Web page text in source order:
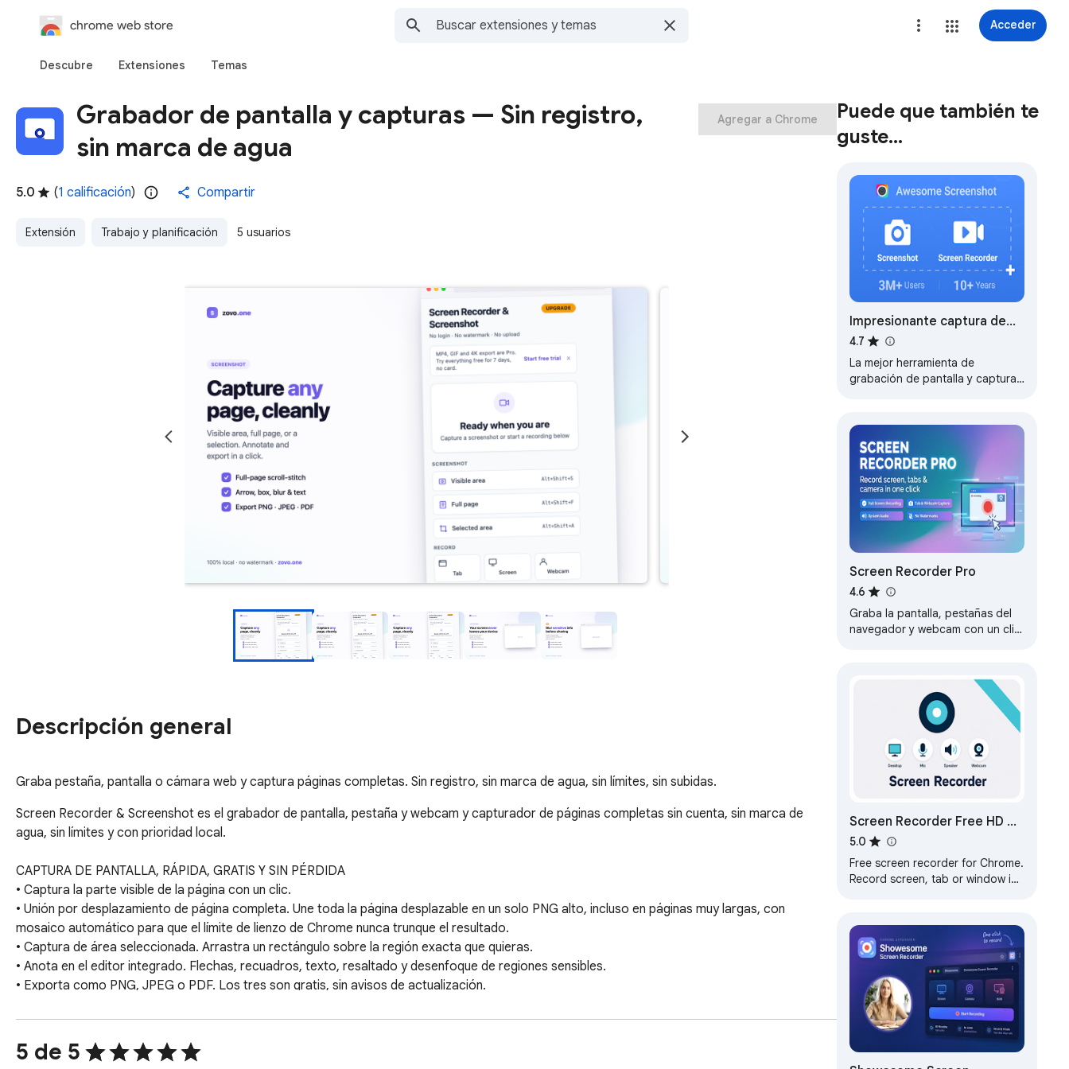
chrome web store Acceder
Descubre Extensiones Temas
Grabador de pantalla y capturas — Sin registro,
sin marca de agua
5.0 (1 calificación) Compartir
Extensión Trabajo y planificación 5 usuarios
Agregar a Chrome
Descripción general
Graba pestaña, pantalla o cámara web y captura páginas completas. Sin registro, sin marca de agua, sin límites, sin subidas.
Screen Recorder & Screenshot es el grabador de pantalla, pestaña y webcam y capturador de páginas completas sin cuenta, sin marca de
agua, sin límites y con prioridad local.
CAPTURA DE PANTALLA, RÁPIDA, GRATIS Y SIN PÉRDIDA
• Captura la parte visible de la página con un clic.
• Unión por desplazamiento de página completa. Une toda la página desplazable en un solo PNG alto, incluso en páginas muy largas, con
mosaico automático para que el límite de lienzo de Chrome nunca trunque el resultado.
• Captura de área seleccionada. Arrastra un rectángulo sobre la región exacta que quieras.
• Anota en el editor integrado. Flechas, recuadros, texto, resaltado y desenfoque de regiones sensibles.
• Exporta como PNG, JPEG o PDF. Los tres son gratis, sin avisos de actualización.
GRABADOR DE PANTALLA, PESTAÑA Y WEBCAM
• Graba la pestaña actual, toda tu pantalla, una sola ventana o tu webcam.
• Mezcla el audio del micrófono y de la pestaña en una sola pista sincronizada, sin desfase en tomas largas.
5 de 5
Puede que también te
guste…
Impresionante captura de
pantalla y grabador de
pantalla
4.7
La mejor herramienta de
grabación de pantalla y captura
Screen Recorder Pro
4.6
Graba la pantalla, pestañas del
navegador y webcam con un clic.
Screen Recorder Free HD No
Watermark
5.0
Free screen recorder for Chrome.
Record screen, tab or window in
limit.